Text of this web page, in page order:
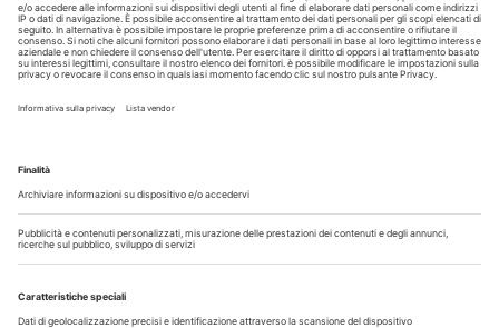
20 Luglio 2026